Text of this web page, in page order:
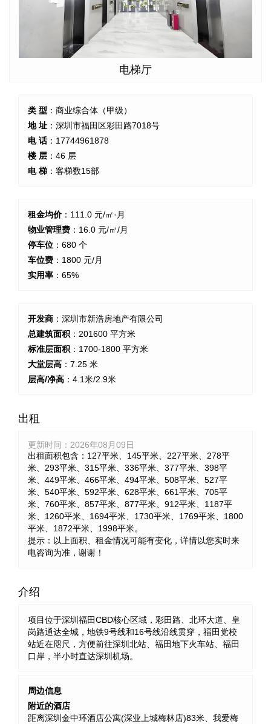
电梯厅
类 型 ：商业综合体（甲级）
地 址 ：深圳市福田区彩田路7018号
电 话：17744961878
楼 层 ：46 层
电 梯 ：客梯数15部
租金均价：111.0 元/㎡·月
物业管理费 ：16.0 元/㎡/月
停车位 ：680 个
车位费 ：1800 元/月
实用率 ：65%
开发商 ：深圳市新浩房地产有限公司
总建筑面积 ：201600 平方米
标准层面积 ：1700-1800 平方米
大堂层高 ：7.25 米
层高/净高 ：4.1米/2.9米
出租
更新时间： 2026年08月09日
出租面积包含：127平米、145平米、227平米、278平
米、293平米、315平米、336平米、377平米、398平
米、449平米、466平米、494平米、508平米、527平
米、540平米、592平米、628平米、661平米、705平
米、760平米、857平米、877平米、912平米、1187平
米、1260平米、1694平米、1730平米、1769平米、1800
平米、1872平米、1998平米。
提示：以上面积、租金情况可能有变化，详情以您实时来
电咨询为准，谢谢！
介绍
项目位于深圳福田CBD核心区域，彩田路、北环大道、皇
岗路通达全城，地铁9号线和16号线沿线贯穿，福田党校
站近在咫尺，方便前往深圳北站、福田地下火车站、福田
口岸，半小时直达深圳机场。
周边信息
附近的酒店
距离深圳金中环酒店公寓(深业上城梅林店)83米、我爱梅